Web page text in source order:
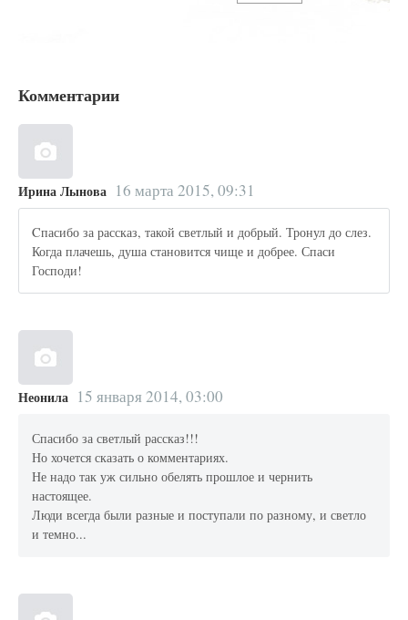
Комментарии
Ирина Лынова 16 марта 2015, 09:31
Cпасибо за рассказ, такой светлый и добрый. Тронул до слез.
Когда плачешь, душа становится чище и добрее. Спаси
Господи!
Неонила 15 января 2014, 03:00
Спасибо за светлый рассказ!!!
Но хочется сказать о комментариях.
Не надо так уж сильно обелять прошлое и чернить
настоящее.
Люди всегда были разные и поступали по разному, и светло
и темно...